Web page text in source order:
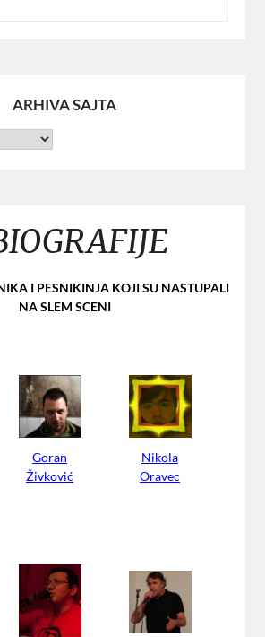
ARHIVA SAJTA
I PESNIKINJA KOJI SU NASTUPALI
NA SLEM SCENI
Goran
Živković
Nikola
Oravec